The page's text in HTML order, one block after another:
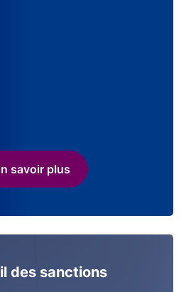
savoir plus
des sanctions